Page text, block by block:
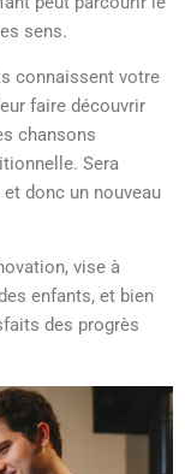
sens.
connaissent votre
faire découvrir
chansons
Sera
donc un nouveau
vise à
enfants, et bien
des progrès